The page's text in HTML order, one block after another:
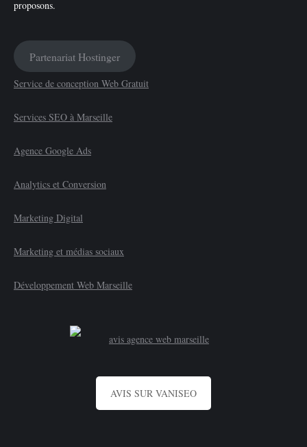
Partenariat Hostinger
Service de conception Web Gratuit
Services SEO à Marseille
Agence Google Ads
Analytics et Conversion
Marketing Digital
Marketing et médias sociaux
Développement Web Marseille
AVIS SUR VANISEO